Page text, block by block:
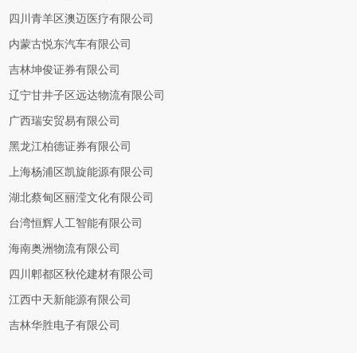
四川青羊区澳迈医疗有限公司
内蒙古悦东汽车有限公司
吉林坤俊证券有限公司
辽宁甘井子区远达物流有限公司
广西瑞安贸易有限公司
黑龙江柏德证券有限公司
上海杨浦区凯旋能源有限公司
湖北蔡甸区丽滢文化有限公司
台湾恒辉人工智能有限公司
海南奥洲物流有限公司
四川郫都区秋伦建材有限公司
江西中天新能源有限公司
吉林华胜电子有限公司